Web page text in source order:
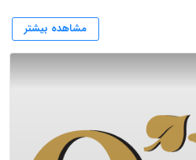
مشاهده بیشتر